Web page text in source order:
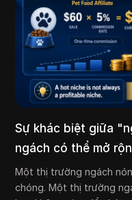
Sự khác biệt giữa
ngách có thể mở
Một thị trường ngách
chóng. Một thị trường